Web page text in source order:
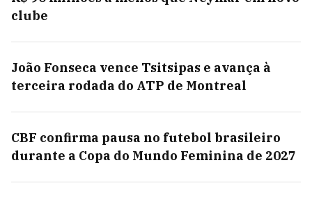
clube
João Fonseca vence Tsitsipas e avança à
terceira rodada do ATP de Montreal
CBF confirma pausa no futebol brasileiro
durante a Copa do Mundo Feminina de 2027